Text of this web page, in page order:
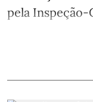
pela Inspeção-